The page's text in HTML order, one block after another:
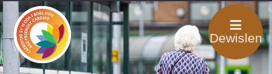
Dewislen